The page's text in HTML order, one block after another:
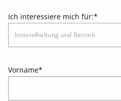
Ich interessiere mich für:*
Vorname*